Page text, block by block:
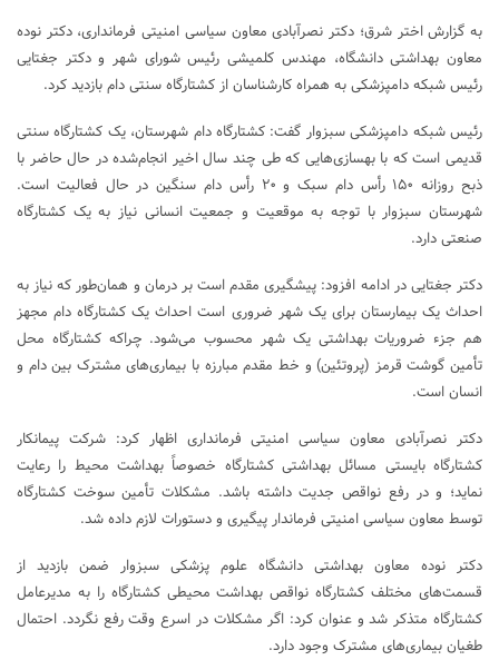
به گزارش اختر شرق؛ دکتر نصرآبادی معاون سیاسی امنیتی فرمانداری، دکتر نوده
معاون بهداشتی دانشگاه، مهندس کلمیشی رئیس شورای شهر و دکتر جغتایی
رئیس شبکه دامپزشکی به همراه کارشناسان از کشتارگاه سنتی دام بازدید کرد.
رئیس شبکه دامپزشکی سبزوار گفت: کشتارگاه دام شهرستان، یک کشتارگاه سنتی
قدیمی است که با بهسازی‌هایی که طی چند سال اخیر انجام‌شده در حال حاضر با
ذبح روزانه ۱۵۰ رأس دام سبک و ۲۰ رأس دام سنگین در حال فعالیت است.
شهرستان سبزوار با توجه به موقعیت و جمعیت انسانی نیاز به یک کشتارگاه
صنعتی دارد.
دکتر جغتایی در ادامه افزود: پیشگیری مقدم است بر درمان و همان‌طور که نیاز به
احداث یک بیمارستان برای یک شهر ضروری است احداث یک کشتارگاه دام مجهز
هم جزء ضروریات بهداشتی یک شهر محسوب می‌شود. چراکه کشتارگاه محل
تأمین گوشت قرمز (پروتئین) و خط مقدم مبارزه با بیماری‌های مشترک بین دام و
انسان است.
دکتر نصرآبادی معاون سیاسی امنیتی فرمانداری اظهار کرد: شرکت پیمانکار
کشتارگاه بایستی مسائل بهداشتی کشتارگاه خصوصاً بهداشت محیط را رعایت
نماید؛ و در رفع نواقص جدیت داشته باشد. مشکلات تأمین سوخت کشتارگاه
توسط معاون سیاسی امنیتی فرماندار پیگیری و دستورات لازم داده شد.
دکتر نوده معاون بهداشتی دانشگاه علوم پزشکی سبزوار ضمن بازدید از
قسمت‌های مختلف کشتارگاه نواقص بهداشت محیطی کشتارگاه را به مدیرعامل
کشتارگاه متذکر شد و عنوان کرد: اگر مشکلات در اسرع وقت رفع نگردد. احتمال
طغیان بیماری‌های مشترک وجود دارد.